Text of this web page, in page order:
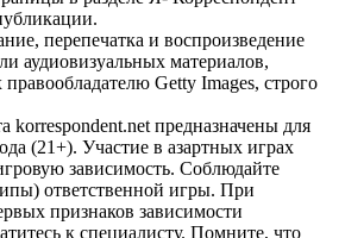
перепечатка и воспроизведение
аудиовизуальных материалов,
Getty Images, строго
korrespondent.net предназначены для
(21+). Участие в азартных играх
зависимость. Соблюдайте
ответственной игры. При
признаков зависимости
к специалисту. Помните, что